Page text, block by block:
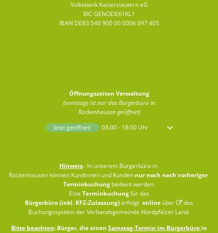
Volksbank Kaiserslautern eG
BIC GENODE61KL1
IBAN DE83 540 900 00 0006 097 405
Öffnungszeiten Verwaltung
(samstags ist nur das Bürgerbüro in
Rockenhausen geöffnet)
Klicken, um weitere Öffnungs- oder Schließzeiten auszublenden
Jetzt geöffnet: 08:00- 18:00Uhr Von 08:00 bis 18:00
Hinweis: In unserem Bürgerbüro in
Rockenhausen können Kundinnen und Kunden nur noch nach vorheriger
Terminbuchungbedient werden.
Eine Terminbuchungfür das
Bürgerbüro (inkl. KFZ-Zulassung)erfolgt online über
das
Buchungssystem der Verbandsgemeinde Nordpfälzer Land.
Bitte beachten: Bürger, die einen Samstag-Termin im Bürgerbüro in